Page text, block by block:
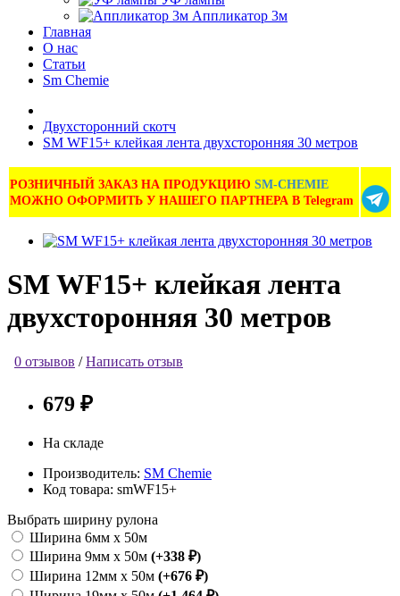
Аппликатор 3м
Главная
О нас
Статьи
Sm Chemie
Двухсторонний скотч
SM WF15+ клейкая лента двухсторонняя 30 метров
РОЗНИЧНЫЙ ЗАКАЗ НА ПРОДУКЦИЮ SM-CHEMIE
МОЖНО ОФОРМИТЬ У НАШЕГО ПАРТНЕРА В Telegram
SM WF15+ клейкая лента
двухсторонняя 30 метров
0 отзывов /Написать отзыв
679 ₽
На складе
Производитель: SM Chemie
Код товара: smWF15+
Выбрать ширину рулона
Ширина 6мм х 50м
Ширина 9мм х 50м (+338 ₽)
Ширина 12мм х 50м (+676 ₽)